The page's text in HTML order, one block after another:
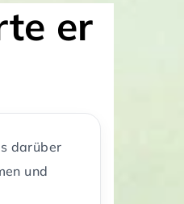
er
darüber
und